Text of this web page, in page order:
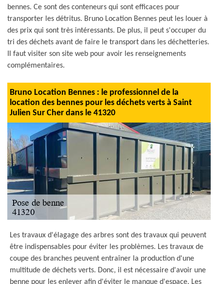
bennes. Ce sont des conteneurs qui sont efficaces pour
transporter les détritus. Bruno Location Bennes peut les louer à
des prix qui sont très intéressants. De plus, il peut s'occuper du
tri des déchets avant de faire le transport dans les déchetteries.
Il faut visiter son site web pour avoir les renseignements
complémentaires.
Bruno Location Bennes : le professionnel de la
location des bennes pour les déchets verts à Saint
Julien Sur Cher dans le 41320
Les travaux d'élagage des arbres sont des travaux qui peuvent
être indispensables pour éviter les problèmes. Les travaux de
coupe des branches peuvent entraîner la production d'une
multitude de déchets verts. Donc, il est nécessaire d'avoir une
benne pour les enlever afin d'éviter le manque d'espace. Les